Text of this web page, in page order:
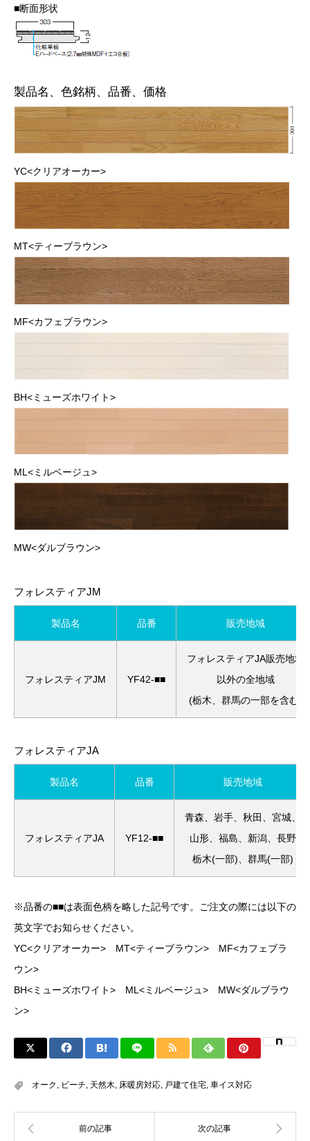
■断面形状
製品名、色銘柄、品番、価格
YC<クリアオーカー>
MT<ティーブラウン>
MF<カフェブラウン>
BH<ミューズホワイト>
ML<ミルベージュ>
MW<ダルブラウン>
フォレスティアJM
製品名 品番 販売地域
フォレスティアJM YF42-■■
フォレスティアJA販売地域
以外の全地域
(栃木、群馬の一部を含む)
フォレスティアJA
製品名 品番 販売地域
フォレスティアJA YF12-■■
青森、岩手、秋田、宮城、
山形、福島、新潟、長野
栃木(一部)、群馬(一部)
※品番の■■は表面色柄を略した記号です。ご注文の際には以下の
英文字でお知らせください。
YC<クリアオーカー> MT<ティーブラウン> MF<カフェブラ
ウン>
BH<ミューズホワイト> ML<ミルベージュ> MW<ダルブラウ
ン>
オーク , ビーチ, 天然木, 床暖房対応, 戸建て住宅, 車イス対応